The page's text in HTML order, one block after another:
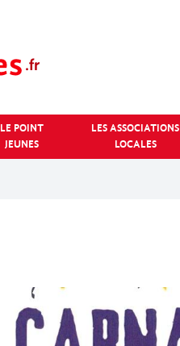
LE POINT
JEUNES
LES ASSOCIATIONS
LOCALES